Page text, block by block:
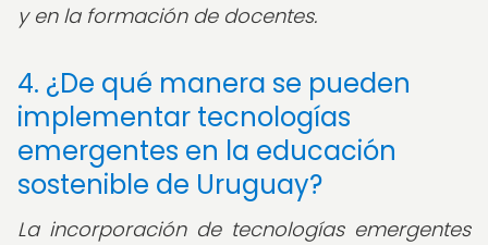
y en la formación de docentes.
4. ¿De qué manera se pueden
implementar tecnologías
emergentes en la educación
sostenible de Uruguay?
La incorporación de tecnologías emergentes